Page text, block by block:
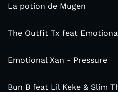
La potion de Mugen
The Outfit Tx feat
Emotional Xan - Pressure
Bun B feat Lil Keke & Slim